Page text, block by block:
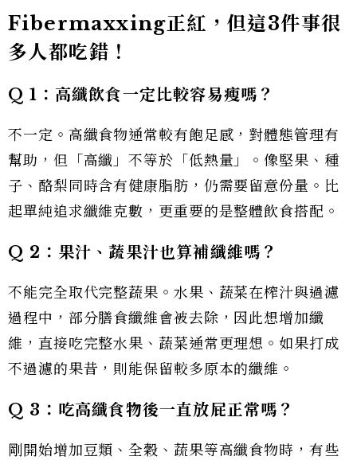
Fibermaxxing正紅，但這3件事很
多人都吃錯！
Q 1 ：高纖飲食一定比較容易瘦嗎？
不一定。高纖食物通常較有飽足感，對體態管理有
幫助，但「高纖」不等於「低熱量」。像堅果、種
子、酪梨同時含有健康脂肪，仍需要留意份量。比
起單純追求纖維克數，更重要的是整體飲食搭配。
Q 2 ：果汁、蔬果汁也算補纖維嗎？
不能完全取代完整蔬果。水果、蔬菜在榨汁與過濾
過程中，部分膳食纖維會被去除，因此想增加纖
維，直接吃完整水果、蔬菜通常更理想。如果打成
不過濾的果昔，則能保留較多原本的纖維。
Q 3 ：吃高纖食物後一直放屁正常嗎？
剛開始增加豆類、全穀、蔬果等高纖食物時，有些